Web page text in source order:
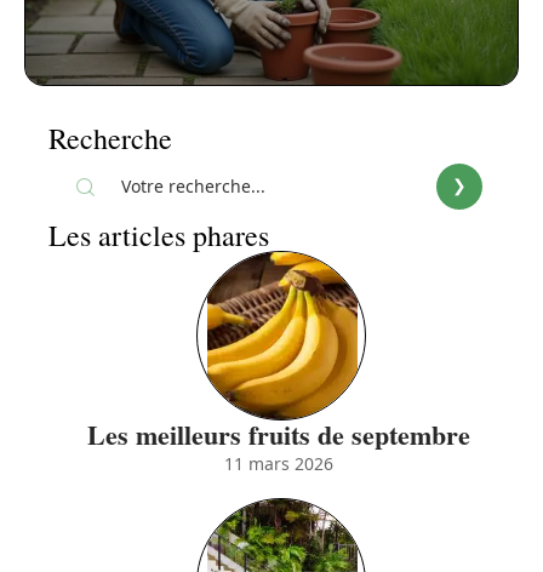
Recherche
Les articles phares
Les meilleurs fruits de septembre
11 mars 2026